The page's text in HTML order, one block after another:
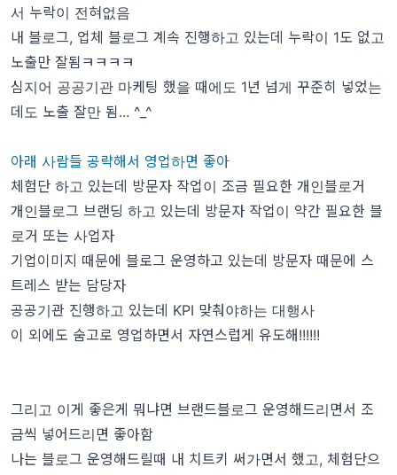
서 누락이 전혀없음
내 블로그, 업체 블로그 계속 진행하고 있는데 누락이 1도 없고
노출만 잘됨ㅋㅋㅋㅋ
심지어 공공기관 마케팅 했을 때에도 1년 넘게 꾸준히 넣었는
데도 노출 잘만 됨... ^_^
아래 사람들 공략해서 영업하면 좋아
체험단 하고 있는데 방문자 작업이 조금 필요한 개인블로거
개인블로그 브랜딩 하고 있는데 방문자 작업이 약간 필요한 블
로거 또는 사업자
기업이미지 때문에 블로그 운영하고 있는데 방문자 때문에 스
트레스 받는 담당자
공공기관 진행하고 있는데 KPI 맞춰야하는 대행사
이 외에도 숨고로 영업하면서 자연스럽게 유도해!!!!!!
그리고 이게 좋은게 뭐냐면 브랜드블로그 운영해드리면서 조
금씩 넣어드리면 좋아함
나는 블로그 운영해드릴때 내 치트키 써가면서 했고, 체험단으